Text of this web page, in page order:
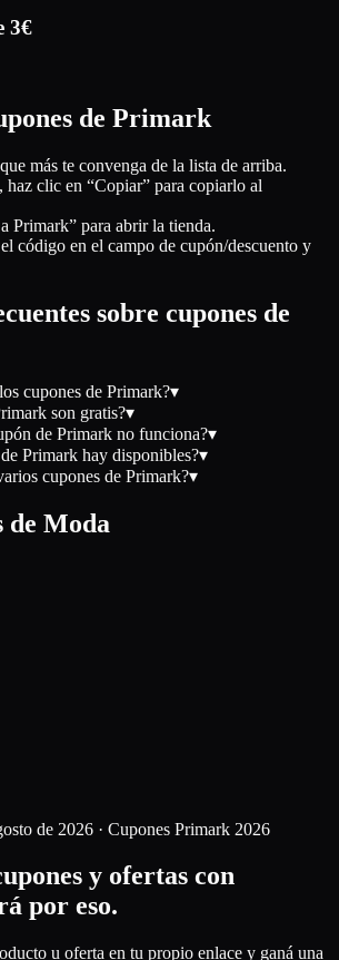
3€
de Primark
más te convenga de la lista de arriba.
haz clic en “Copiar” para copiarlo al
Primark” para abrir la tienda.
código en el campo de cupón/descuento y
sobre cupones de
cupones de Primark?▾
son gratis?▾
de Primark no funciona?▾
Primark hay disponibles?▾
cupones de Primark?▾
de Moda
de 2026 · Cupones Primark 2026
y ofertas con
por eso.
u oferta en tu propio enlace y ganá una